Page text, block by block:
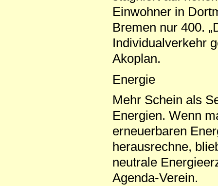
Einwohner in
Bremen nur 400.
Individualverkehr
Akoplan.
Energie
Mehr Schein als
Energien. Wenn
erneuerbaren
herausrechne,
neutrale
Agenda-Verein.